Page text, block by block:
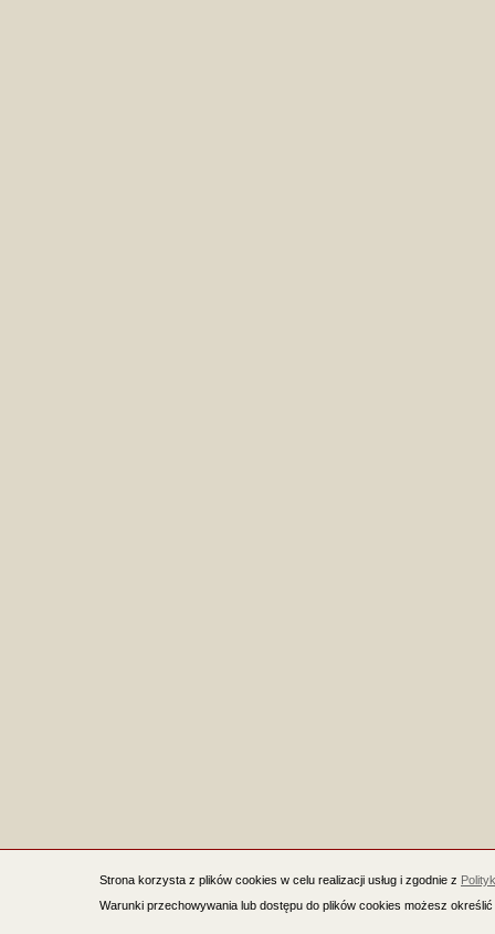
Strona korzysta z plików cookies w celu realizacji usług i zgodnie z
Warunki przechowywania lub dostępu do plików cookies możesz